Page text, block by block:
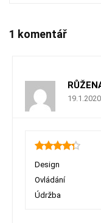
1 komentář
Design
Ovládání
Údržba